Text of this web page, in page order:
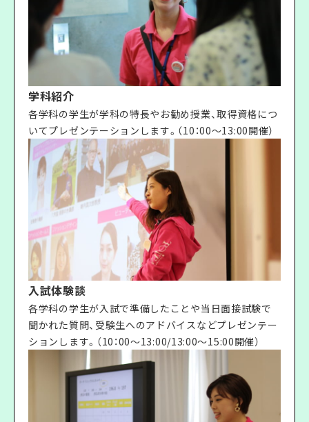
学科紹介
各学科の学生が学科の特長やお勧め授業、取得資格につ
いてプレゼンテーションします。（10：00〜13:00開催）
入試体験談
各学科の学生が入試で準備したことや当日面接試験で
聞かれた質問、受験生へのアドバイスなどプレゼンテー
ションします。（10：00〜13:00/13:00〜15:00開催）